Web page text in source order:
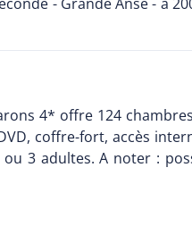
4* offre 124
coffre-fort, accès
3 adultes. A noter :